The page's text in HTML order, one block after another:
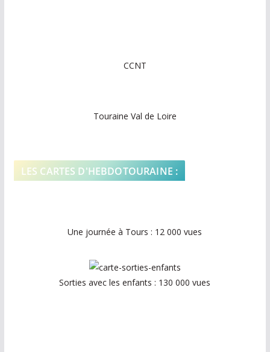
CCNT
Touraine Val de Loire
LES CARTES D'HEBDOTOURAINE :
Une journée à Tours : 12 000 vues
Sorties avec les enfants : 130 000 vues